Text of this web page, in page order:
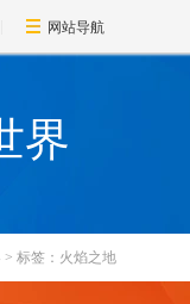
网站导航
界
> 标签：火焰之地